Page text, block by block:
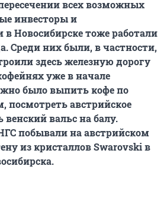
всех возможных
инвесторы и
Новосибирске тоже работали
Среди них были, в частности,
здесь железную дорогу
уже в начале
было выпить кофе по
посмотреть австрийское
венский вальс на балу.
побывали на австрийском
из кристалловSwarovski в